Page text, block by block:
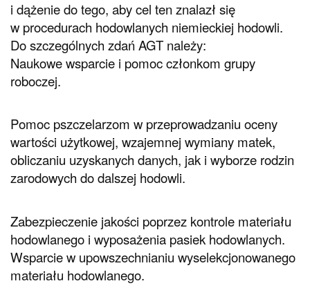
i dążenie do tego, aby cel ten znalazł się
w procedurach hodowlanych niemieckiej hodowli.
Do szczególnych zdań AGT należy:
Naukowe wsparcie i pomoc członkom grupy
roboczej.
Pomoc pszczelarzom w przeprowadzaniu oceny
wartości użytkowej, wzajemnej wymiany matek,
obliczaniu uzyskanych danych, jak i wyborze rodzin
zarodowych do dalszej hodowli.
Zabezpieczenie jakości poprzez kontrole materiału
hodowlanego i wyposażenia pasiek hodowlanych.
Wsparcie w upowszechnianiu wyselekcjonowanego
materiału hodowlanego.